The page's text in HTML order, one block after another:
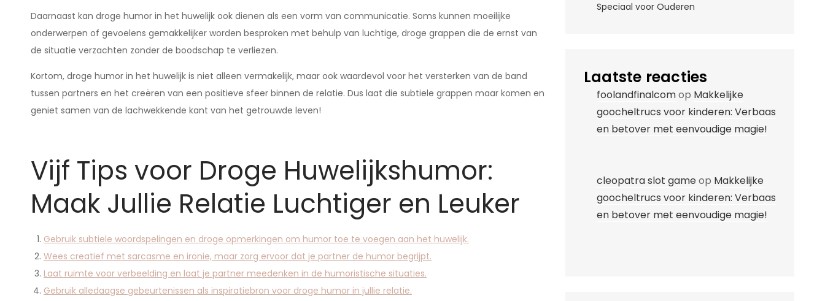
Daarnaast kan droge humor in het huwelijk ook dienen als een vorm van communicatie. Soms kunnen moeilijke
onderwerpen of gevoelens gemakkelijker worden besproken met behulp van luchtige, droge grappen die de ernst van
de situatie verzachten zonder de boodschap te verliezen.
Kortom, droge humor in het huwelijk is niet alleen vermakelijk, maar ook waardevol voor het versterken van de band
tussen partners en het creëren van een positieve sfeer binnen de relatie. Dus laat die subtiele grappen maar komen en
geniet samen van de lachwekkende kant van het getrouwde leven!
Vijf Tips voor Droge Huwelijkshumor:
Maak Jullie Relatie Luchtiger en Leuker
Gebruik subtiele woordspelingen en droge opmerkingen om humor toe te voegen aan het huwelijk.
Wees creatief met sarcasme en ironie, maar zorg ervoor dat je partner de humor begrijpt.
Laat ruimte voor verbeelding en laat je partner meedenken in de humoristische situaties.
Gebruik alledaagse gebeurtenissen als inspiratiebron voor droge humor in jullie relatie.
Speciaal voor Ouderen
Laatste reacties
foolandfinalcomop Makkelijke
goocheltrucs voor kinderen: Verbaas
en betover met eenvoudige magie!
cleopatra slot gameop Makkelijke
goocheltrucs voor kinderen: Verbaas
en betover met eenvoudige magie!